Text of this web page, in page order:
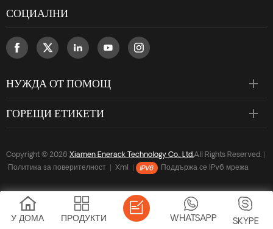
СОЦИАЛНИ
НУЖДА ОТ ПОМОЩ
ГОРЕЩИ ЕТИКЕТИ
Copyright © 2026 Xiamen Enerack Technology Co., Ltd.All Rights Reserved. |
Политика за поверителност
Xml Поддържа се IPv6 мрежа
У ДОМА ПРОДУКТИ SKYPE
WHATSAPP